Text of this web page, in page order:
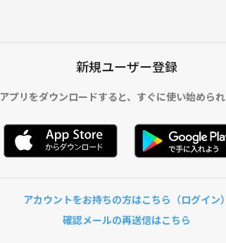
新規ユーザー登録
アプリをダウンロードすると、 すぐに使い始められ
アカウントをお持ちの方はこちら（ログイン）
確認メールの再送信はこちら